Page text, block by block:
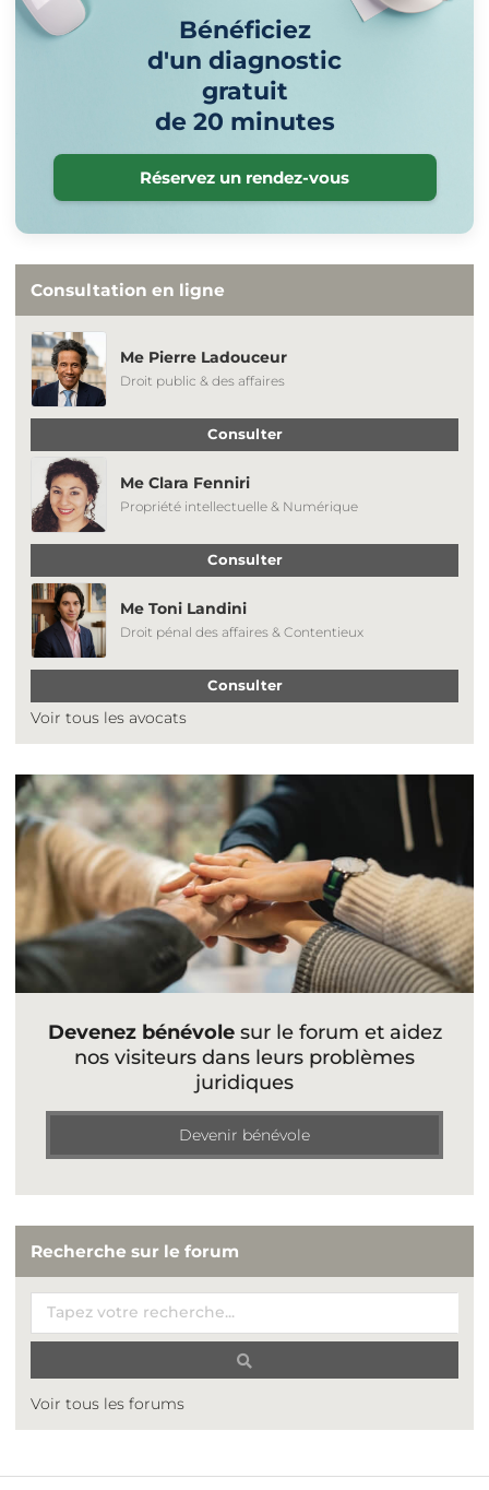
Bénéficiez
d'un diagnostic
gratuit
de 20 minutes
Réservez un rendez-vous
Consultation en ligne
Me Pierre Ladouceur
Droit public & des affaires
Consulter
Me Clara Fenniri
Propriété intellectuelle & Numérique
Consulter
Me Toni Landini
Droit pénal des affaires & Contentieux
Consulter
Voir tous les avocats
Devenez bénévolesur le forum et aidez
nos visiteurs dans leurs problèmes
juridiques
Devenir bénévole
Recherche sur le forum
Voir tous les forums